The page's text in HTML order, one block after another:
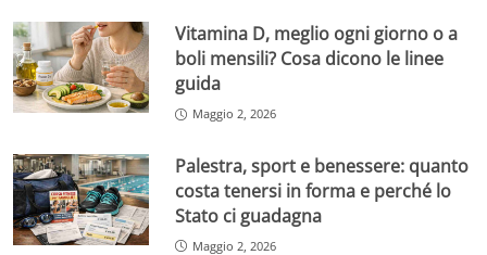
Vitamina D, meglio ogni giorno o a
boli mensili? Cosa dicono le linee
guida
Maggio 2, 2026
Palestra, sport e benessere: quanto
costa tenersi in forma e perché lo
Stato ci guadagna
Maggio 2, 2026